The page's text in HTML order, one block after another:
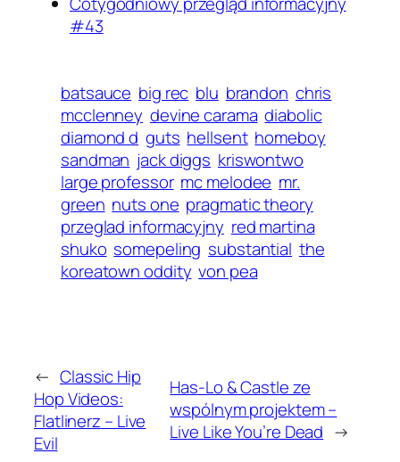
#43
batsauce big rec blu brandon chris
mcclenney devine carama diabolic
diamond d guts hellsent homeboy
sandman jack diggs kriswontwo
large professor mc melodee mr.
green nuts one pragmatic theory
przeglad informacyjny red martina
shuko somepeling substantial the
koreatown oddity von pea
← Classic Hip
Hop Videos:
Flatlinerz – Live
Evil
Has-Lo & Castle ze
wspólnym projektem –
Live Like You’re Dead →